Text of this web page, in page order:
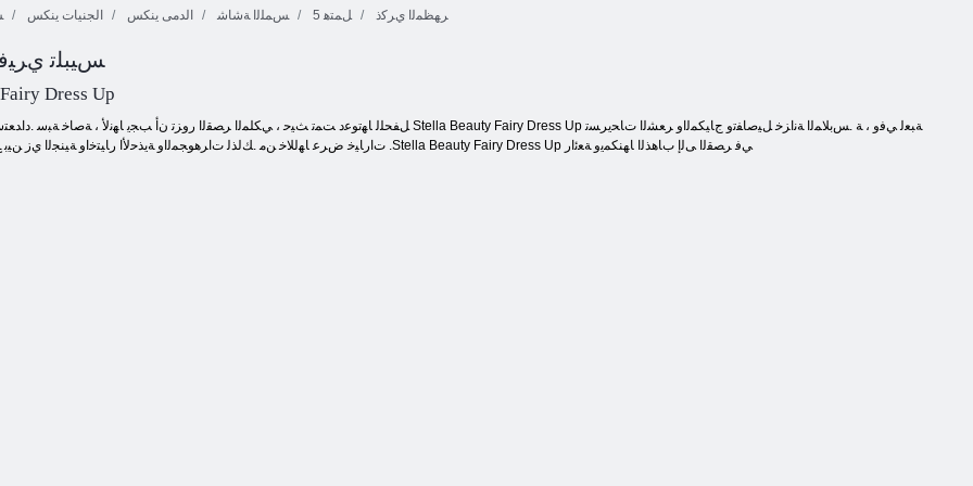
ﺔﻴﻔﻴﺼﻟﺍ ﺔﻠﻄﻌﻟﺍ
ﺔﻌﺘﻣ
الجنيات ينكس الدمى ينكس ﺲﻤﻠﻟﺍ ﺔﺷﺎﺷ 5 ﻞﻤﺘﻫ ﺮﻬﻈﻤﻟﺍ ﻱﺮﻛﺫ
ﺲﻴﺒﻠﺗ
Dress Up
ﺕﺍﺭﺎﻴﺧ ﺽﺮﻋ ﺎﻬﻟﻼ ﺧ ﻦﻣ .ﻚﻟﺬﻟ ﺕﺍﺮﻫﻮﺠﻤﻟﺍﻭ ﺔﻳﺬﺣﻷ ﺍ ﺭﺎﻴﺘﺧﺍﻭ ﺔﻴﻨﺠﻟﺍ ﻱﺯ ﻦﻴﺑ ﻊﻤﺠﻟﺍ ﻰﻟﺇ ﺝﺎﺘﺤﺗ ﻑﻮ .Stella Beauty Fairy Dress Up ﻲﻓ ﺮﺼﻘﻟﺍ ﻰﻟﺇ ﺏﺎﻫﺬﻟﺍ ﺎﻬﻨﻜﻤﻳﻭ ﺔﻌﺋﺍﺭ